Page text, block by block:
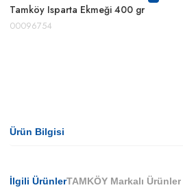
Tamköy Isparta Ekmeği 400 gr
00096754
Ürün Bilgisi
İlgili ÜrünlerTAMKÖY Markalı Ürünler